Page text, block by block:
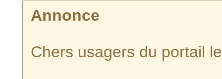
Annonce
Chers usagers du portail